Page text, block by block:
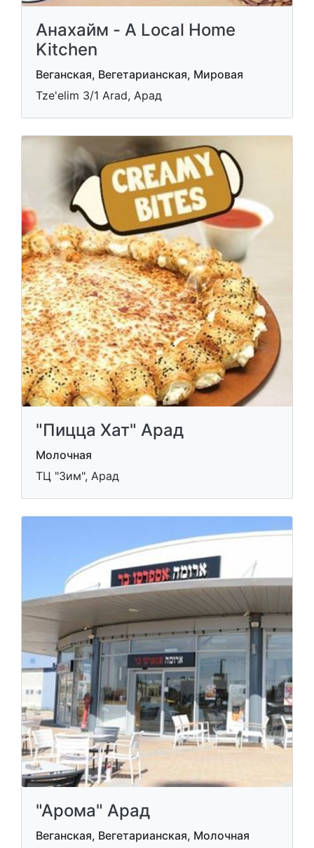
Анахайм - A Local Home
Kitchen
Веганская, Вегетарианская, Мировая
Tze'elim 3/1 Arad, Арад
"Пицца Хат" Арад
Молочная
ТЦ "Зим", Арад
"Арома" Арад
Веганская, Вегетарианская, Молочная